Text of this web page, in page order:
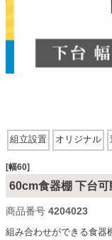
ソファ
椅子・チェア
組立設置 オリジナル
[幅60]
60cm食器棚 下台
商品番号 4204023
組み合わせができる食器